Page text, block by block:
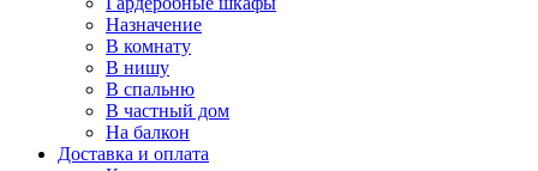
Назначение
В комнату
В нишу
В спальню
В частный дом
На балкон
Доставка и оплата